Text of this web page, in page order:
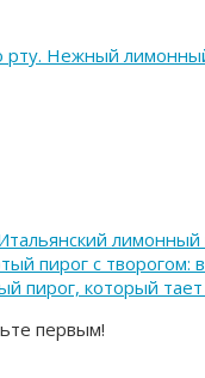
рту. Нежный
пирог с творогом:
пирог, который
первым!